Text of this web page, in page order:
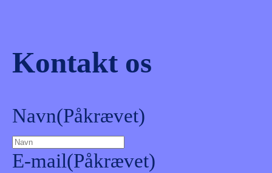
Kontakt os
Navn(Påkrævet)
E-mail(Påkrævet)